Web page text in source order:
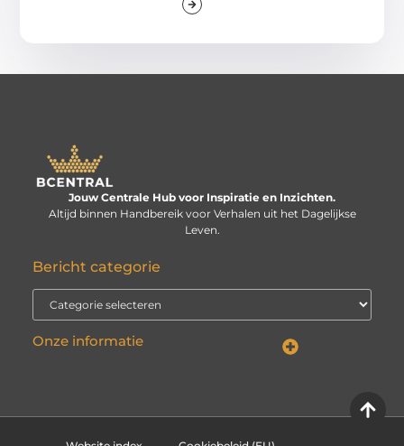
Jouw Centrale Hub voor Inspiratie en Inzichten.
Altijd binnen Handbereik voor Verhalen uit het Dagelijkse
Leven.
Bericht categorie
Onze informatie